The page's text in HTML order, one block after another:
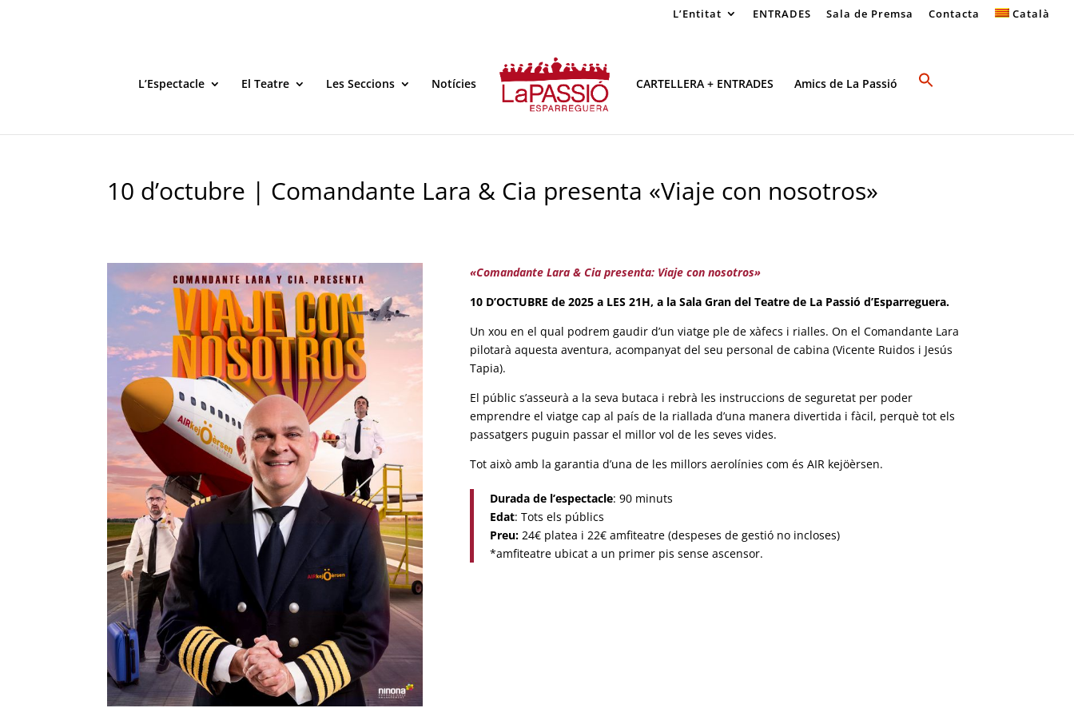
L’Entitat ENTRADES Sala de Premsa Contacta Català
L’Espectacle El Teatre Les Seccions Notícies CARTELLERA + ENTRADES Amics de La Passió
10 d’octubre | Comandante Lara & Cia presenta «Viaje con nosotros»
«Comandante Lara & Cia presenta: Viaje con nosotros»
10 D’OCTUBRE de 2025 a LES 21H, a la Sala Gran del Teatre de La Passió d’Esparreguera.
Un xou en el qual podrem gaudir d’un viatge ple de xàfecs i rialles. On el Comandante Lara
pilotarà aquesta aventura, acompanyat del seu personal de cabina (Vicente Ruidos i Jesús
Tapia).
El públic s’asseurà a la seva butaca i rebrà les instruccions de seguretat per poder
emprendre el viatge cap al país de la riallada d’una manera divertida i fàcil, perquè tot els
passatgers puguin passar el millor vol de les seves vides.
Tot això amb la garantia d’una de les millors aerolínies com és AIR kejöèrsen.
Durada de l’espectacle: 90 minuts
Edat: Tots els públics
Preu: 24€ platea i 22€ amfiteatre (despeses de gestió no incloses)
*amfiteatre ubicat a un primer pis sense ascensor.